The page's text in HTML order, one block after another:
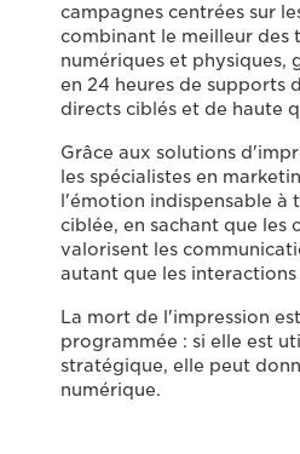
campagnes centrées sur
combinant le meilleur des
numériques et physiques,
en 24 heures de supports
directs ciblés et de haute
Grâce aux solutions
les spécialistes en
l'émotion indispensable à
ciblée, en sachant que les
valorisent les
autant que les interactions
La mort de l'impression
programmée : si elle est
stratégique, elle peut
numérique.